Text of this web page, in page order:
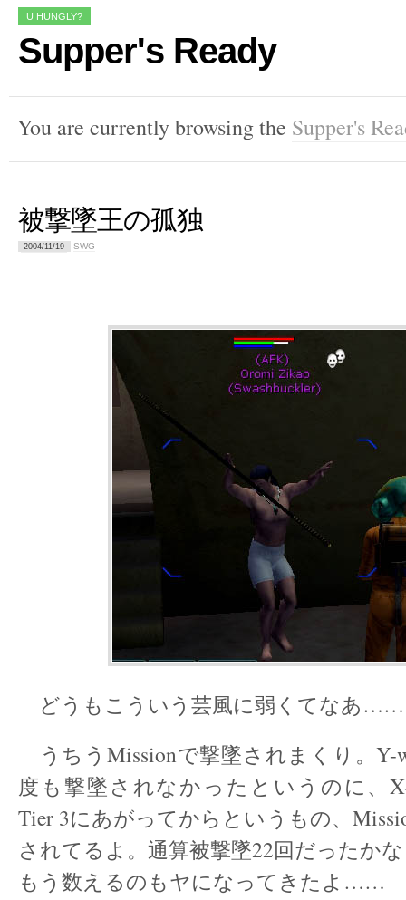
U HUNGLY?
Supper's Ready
You are currently browsing the Supper's
被撃墜王の孤独
2004/11/19 SWG
どうもこういう芸風に弱くてなあ……
うちうMissionで撃墜されまくり。Y-
度も撃墜されなかったというのに、
Tier 3にあがってからというもの、
されてるよ。通算被撃墜22回だったか
もう数えるのもヤになってきたよ……